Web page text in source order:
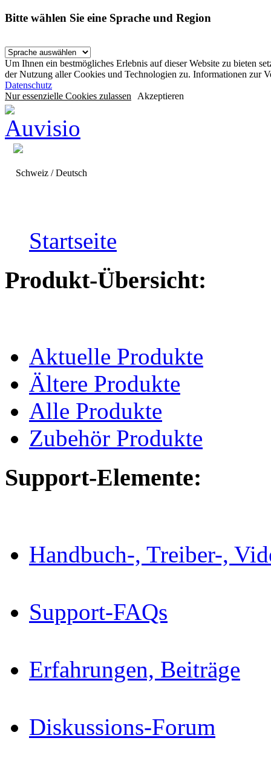
Bitte wählen Sie eine Sprache und Region
Um Ihnen ein bestmögliches Erlebnis auf dieser Website zu bieten
der Nutzung aller Cookies und Technologien zu. Informationen zur
Datenschutz
Nur essenzielle Cookies zulassen Akzeptieren
Schweiz / Deutsch
Startseite
Produkt-Übersicht:
Aktuelle Produkte
Ältere Produkte
Alle Produkte
Zubehör Produkte
Support-Elemente:
Handbuch-, Treiber-,
Support-FAQs
Erfahrungen, Beiträge
Diskussions-Forum